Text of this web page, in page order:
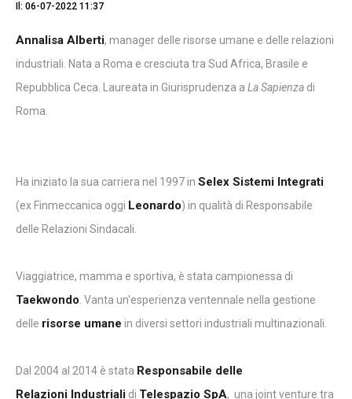
Il: 06-07-2022 11:37
Annalisa Alberti, manager delle risorse umane e delle relazioni
industriali. Nata a Roma e cresciuta tra Sud Africa, Brasile e
Repubblica Ceca. Laureata in Giurisprudenza a La Sapienza di
Roma.
Ha iniziato la sua carriera nel 1997 in Selex Sistemi Integrati
(ex Finmeccanica oggi Leonardo) in qualità di Responsabile
delle Relazioni Sindacali.
Viaggiatrice, mamma e sportiva, è stata campionessa di
Taekwondo . Vanta un'esperienza ventennale nella gestione
delle risorse umane in diversi settori industriali multinazionali.
Dal 2004 al 2014 è stata Responsabile delle
Relazioni Industriali di Telespazio SpA, una joint venture tra